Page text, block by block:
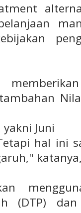
Juni
hal ini
(DTP)